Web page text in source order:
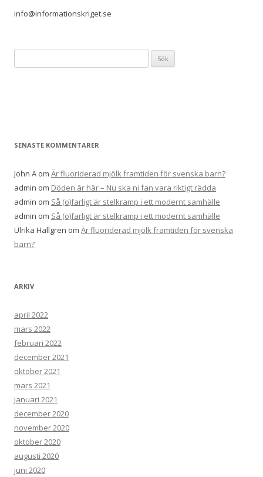
info@informationskriget.se
efter:
SENASTE KOMMENTARER
John A om Är fluoriderad mjölk framtiden för svenska barn?
admin om Döden är här – Nu ska ni fan vara riktigt rädda
admin om Så (o)farligt är stelkramp i ett modernt samhälle
admin om Så (o)farligt är stelkramp i ett modernt samhälle
Ulrika Hallgren om Är fluoriderad mjölk framtiden för svenska
barn?
ARKIV
april 2022
mars 2022
februari 2022
december 2021
oktober 2021
mars 2021
januari 2021
december 2020
november 2020
oktober 2020
augusti 2020
juni 2020